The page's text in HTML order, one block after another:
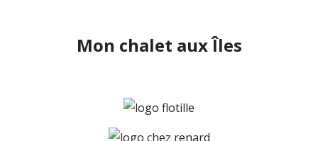
Mon chalet aux Îles